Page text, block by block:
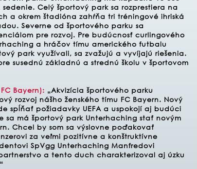
Celý športový park sa rozprestiera na
a okrem štadióna zahŕňa tri tréningové ihriská
Severne od športového parku sa
pre rozvoj. Pre budúcnosť curlingového
a hráčov tímu amerického futbalu
park využívali, sa zvažujú a vyvíjajú riešenia.
susednú základnú a strednú školu v športovom
Bayern): „Akvizícia športového parku
rozvoj nášho ženského tímu FC Bayern. Nový
spĺňať požiadavky UEFA a uspokojí aj budúci
má športový park Unterhaching stať novým
Chcel by som sa výslovne poďakovať
za veľmi pozitívne a konštruktívne
SpVgg Unterhaching Manfredovi
a tento duch charakterizoval aj úzku